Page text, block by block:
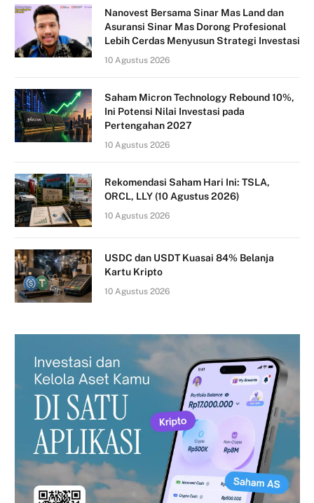
Nanovest Bersama Sinar Mas Land dan
Asuransi Sinar Mas Dorong Profesional
Lebih Cerdas Menyusun Strategi Investasi
10 Agustus 2026
Saham Micron Technology Rebound 10%,
Ini Potensi Nilai Investasi pada
Pertengahan 2027
10 Agustus 2026
Rekomendasi Saham Hari Ini: TSLA,
ORCL, LLY (10 Agustus 2026)
10 Agustus 2026
USDC dan USDT Kuasai 84% Belanja
Kartu Kripto
10 Agustus 2026